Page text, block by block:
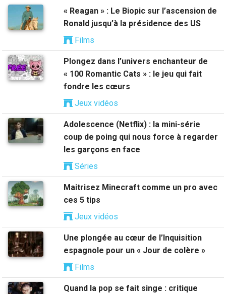
« Reagan » : Le Biopic sur l’ascension de
Ronald jusqu’à la présidence des US
Films
Plongez dans l’univers enchanteur de
« 100 Romantic Cats » : le jeu qui fait
fondre les cœurs
Jeux vidéos
Adolescence (Netflix) : la mini-série
coup de poing qui nous force à regarder
les garçons en face
Séries
Maitrisez Minecraft comme un pro avec
ces 5 tips
Jeux vidéos
Une plongée au cœur de l’Inquisition
espagnole pour un « Jour de colère »
Films
Quand la pop se fait singe : critique